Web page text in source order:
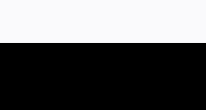
นีชาร์จรถ EV ทั้ง
งตลาดรถยนต์